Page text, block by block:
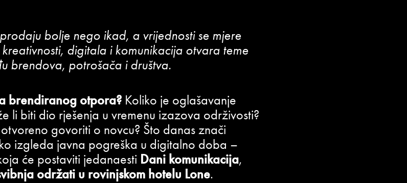
bolje nego ikad, a vrijednosti se mjere
digitala i komunikacija otvara teme
brendova, potrošača i društva.
brendiranog otpora? Koliko je oglašavanje
li biti dio rješenja u vremenu izazova održivosti?
govoriti o novcu? Što danas znači
izgleda javna pogreška u digitalno doba –
će postaviti jedanaesti Dani komunikacija,
održati u rovinjskom hotelu Lone.